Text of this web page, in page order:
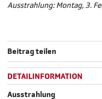
Ausstrahlung: Montag, 3.
Beitrag teilen
DETAILINFORMATION
Ausstrahlung